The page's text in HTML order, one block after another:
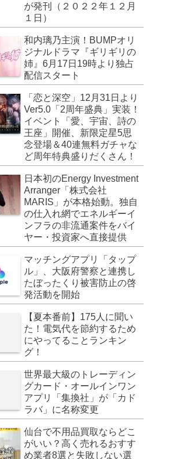
が発刊（２０２２年１２月
１日）
和内璃乃主演！BUMPオリ
ジナルドラマ『ギリギリの
姉』6月17日19時より独占
配信スタート
「恋と深空」12月31日より
Ver5.0「2周年盛典」実装！
イベント「愛、宇宙、詩の
王座」開催、新限定星5思
念登場＆40連無料ガチャな
ど周年特典盛りだくさん！
日本初のEnergy Investment
Arranger「株式会社
MARIS」が本格始動。独自
の仕入れ網でエネルギーイ
ンフラの非流通案件をバイ
ヤー・投資家へ直接提供
マッチングアプリ「タップ
ル」、大阪府警察と連携し
たぼったくり被害防止の啓
発活動を開始
【夏本番前】175人に聞い
た！電気代を節約するため
にやってることランキン
グ！
世界最大級のトレーディン
グカード・オールインワン
アプリ「集換社」が「カド
ラバ」に名称変更
仙台で不用品買取ならどこ
がいい？高く売れるおすす
め業者8選と失敗しない選